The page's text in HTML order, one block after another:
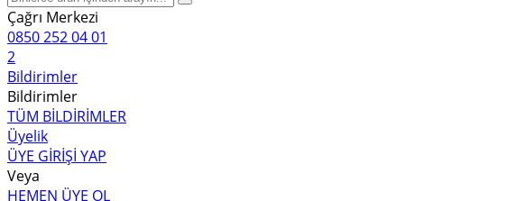
Çağrı Merkezi
0850 252 04 01
2
Bildirimler
Bildirimler
TÜM BİLDİRİMLER
Üyelik
ÜYE GİRİŞİ YAP
Veya
HEMEN ÜYE OL